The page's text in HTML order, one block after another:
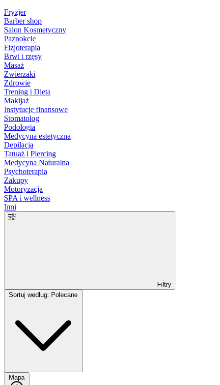
Fryzjer
Barber shop
Salon Kosmetyczny
Paznokcie
Fizjoterapia
Brwi i rzęsy
Masaż
Zwierzaki
Zdrowie
Trening i Dieta
Makijaż
Instytucje finansowe
Stomatolog
Podologia
Medycyna estetyczna
Depilacja
Tatuaż i Piercing
Medycyna Naturalna
Psychoterapia
Zakupy
Motoryzacja
SPA i wellness
Inni
Filtry
Mapa